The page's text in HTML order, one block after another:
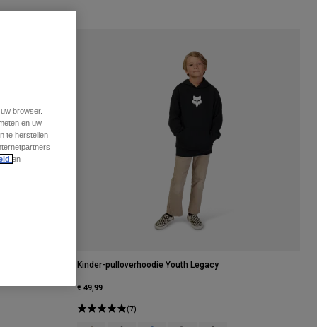
Kinder-pulloverhoodie Youth Legacy
€ 49,99
(7)
browser.
en uw
te herstellen
en